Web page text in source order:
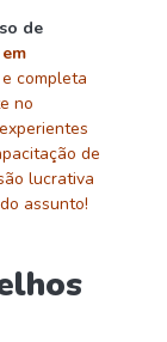
de
em
completa
no
de
lucrativa
assunto!